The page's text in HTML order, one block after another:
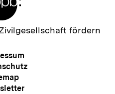
fördern
Meta-
Navigation